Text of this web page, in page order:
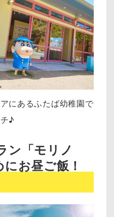
にあるふたば幼稚園で
♪
ン「モリノ
お昼ご飯！